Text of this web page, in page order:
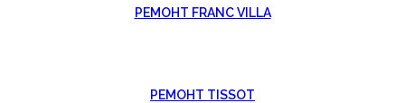
РЕМОНТ FRANC VILLA
РЕМОНТ TISSOT